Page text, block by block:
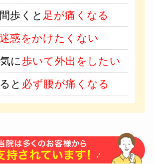
歩くと 足が痛くなる
迷惑をかけたくない
に 歩いて外出をしたい
と 必ず腰が痛くなる